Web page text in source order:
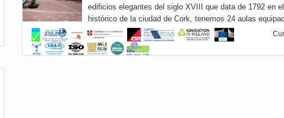
edificios elegantes del siglo XVIII que data de 1792 en
histórico de la ciudad de Cork, tenemos 24 aulas